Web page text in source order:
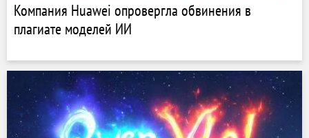
Компания Huawei опровергла обвинения в
плагиате моделей ИИ